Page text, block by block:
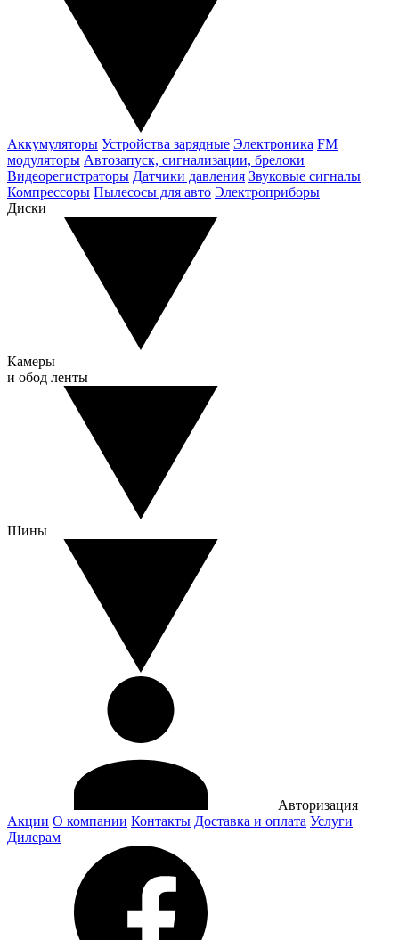
Аккумуляторы Устройства зарядные Электроника FM
модуляторы Автозапуск, сигнализации, брелоки
Видеорегистраторы Датчики давления Звуковые сигналы
Компрессоры Пылесосы для авто Электроприборы
Диски
Камеры
и обод ленты
Шины
Авторизация
Акции О компании Контакты Доставка и оплата Услуги
Дилерам